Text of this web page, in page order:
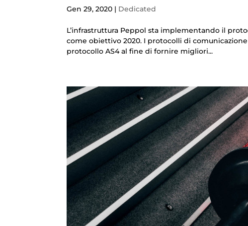
Gen 29, 2020 | Dedicated
L’infrastruttura Peppol sta implementando il
come obiettivo 2020. I protocolli di
protocollo AS4 al fine di fornire migliori...